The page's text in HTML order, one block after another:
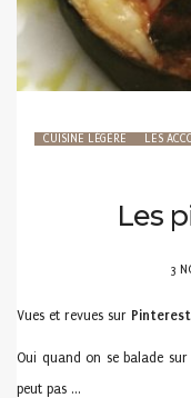
CUISINE LÉGÈRE LES
Les
3
Vues et revues sur Pinterest
Oui quand on se balade sur
peut pas …